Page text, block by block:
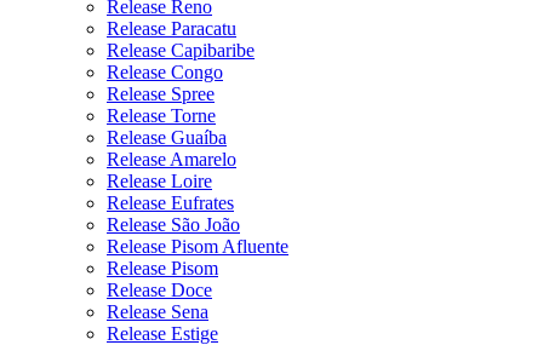
Release Reno
Release Paracatu
Release Capibaribe
Release Congo
Release Spree
Release Torne
Release Guaíba
Release Amarelo
Release Loire
Release Eufrates
Release São João
Release Pisom Afluente
Release Pisom
Release Doce
Release Sena
Release Estige